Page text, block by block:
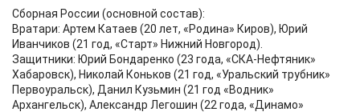
Сборная России (основной состав):
Вратари: Артем Катаев (20 лет, «Родина» Киров), Юрий
Иванчиков (21 год, «Старт» Нижний Новгород).
Защитники: Юрий Бондаренко (23 года, «СКА-Нефтяник»
Хабаровск), Николай Коньков (21 год, «Уральский трубник»
Первоуральск), Данил Кузьмин (21 год «Водник»
Архангельск), Александр Легошин (22 года, «Динамо»